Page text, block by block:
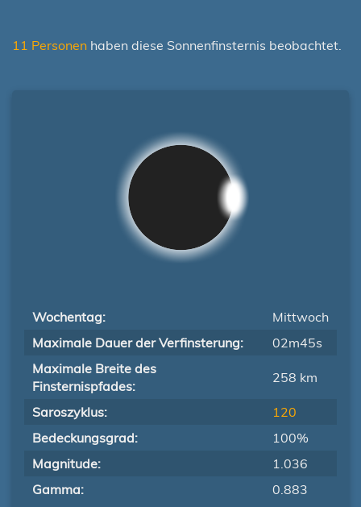
11 Personen haben diese Sonnenfinsternis beobachtet.
Wochentag:
Mittwoch
Maximale Dauer der Verfinsterung:
02m45s
Maximale Breite des
Finsternispfades:
258 km
Saroszyklus:
120
Bedeckungsgrad:
100%
Magnitude:
1.036
Gamma:
0.883